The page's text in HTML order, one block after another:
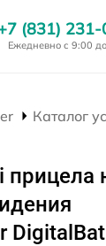
(831)
Ежедневно с 9:00
Каталог
прицела
DigitalBat